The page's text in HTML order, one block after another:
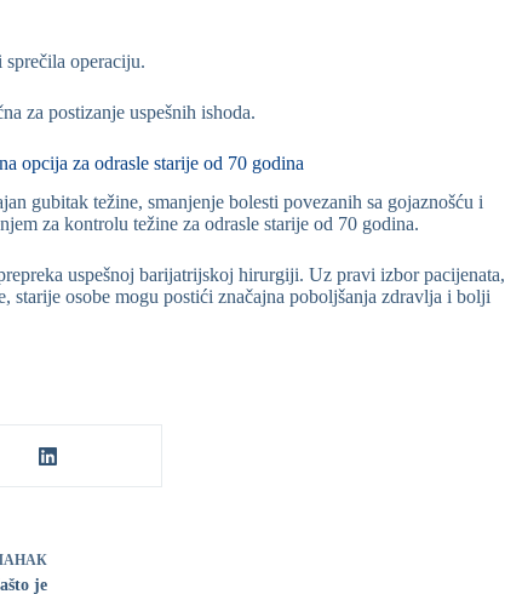
operaciju.
za postizanje uspešnih ishoda.
opcija za odrasle starije od 70 godina
gubitak težine, smanjenje bolesti povezanih sa gojaznošću i
za kontrolu težine za odrasle starije od 70 godina.
uspešnoj barijatrijskoj hirurgiji. Uz pravi izbor pacijenata,
starije osobe mogu postići značajna poboljšanja zdravlja i bolji
je